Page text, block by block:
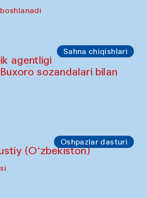
Sahna chiqishlari
agentligi
sozandalari bilan
Oshpazlar dasturi
(O‘zbekiston)